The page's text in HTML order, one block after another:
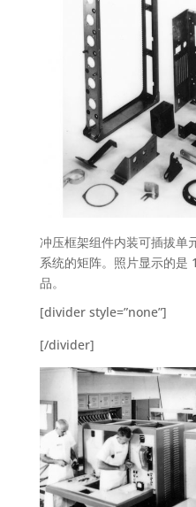
冲压框架组件内装可插拔单
系统的矩阵。照片显示的是
品。
[divider style=”none”]
[/divider]